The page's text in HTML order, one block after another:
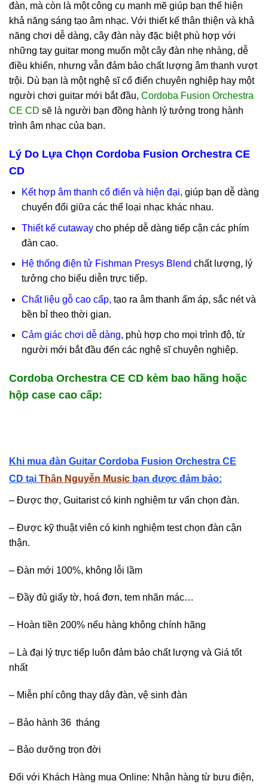
đàn, mà còn là một công cụ mạnh mẽ giúp bạn thể hiện
khả năng sáng tạo âm nhạc. Với thiết kế thân thiện và khả
năng chơi dễ dàng, cây đàn này đặc biệt phù hợp với
những tay guitar mong muốn một cây đàn nhẹ nhàng, dễ
điều khiển, nhưng vẫn đảm bảo chất lượng âm thanh vượt
trội. Dù bạn là một nghệ sĩ cổ điển chuyên nghiệp hay một
người chơi guitar mới bắt đầu, Cordoba Fusion Orchestra
CE CD sẽ là người bạn đồng hành lý tưởng trong hành
trình âm nhạc của bạn.
Lý Do Lựa Chọn Cordoba Fusion Orchestra CE
CD
Kết hợp âm thanh cổ điển và hiện đại, giúp bạn dễ dàng
chuyển đổi giữa các thể loại nhạc khác nhau.
Thiết kế cutawaycho phép dễ dàng tiếp cận các phím
đàn cao.
Hệ thống điện tử Fishman Presys Blend chất lượng, lý
tưởng cho biểu diễn trực tiếp.
Chất liệu gỗ cao cấp, tạo ra âm thanh ấm áp, sắc nét và
bền bỉ theo thời gian.
Cảm giác chơi dễ dàng, phù hợp cho mọi trình độ, từ
người mới bắt đầu đến các nghệ sĩ chuyên nghiệp.
Cordoba Orchestra CE CD kèm bao hãng hoặc
hộp case cao cấp:
Khi mua đàn Guitar Cordoba Fusion Orchestra CE
CD tại Thân Nguyễn Music bạn được đảm bảo:
– Được thợ, Guitarist có kinh nghiệm tư vấn chọn đàn.
– Được kỹ thuật viên có kinh nghiệm test chọn đàn cận
thận.
– Đàn mới 100%, không lỗi lầm
– Đầy đủ giấy tờ, hoá đơn, tem nhãn mác…
– Hoàn tiền 200% nếu hàng không chính hãng
– Là đại lý trực tiếp luôn đảm bảo chất lượng và Giá tốt
nhất
– Miễn phí công thay dây đàn, vệ sinh đàn
– Bảo hành 36 tháng
– Bảo dưỡng trọn đời
Đối với Khách Hàng mua Online: Nhận hàng từ bưu điện,